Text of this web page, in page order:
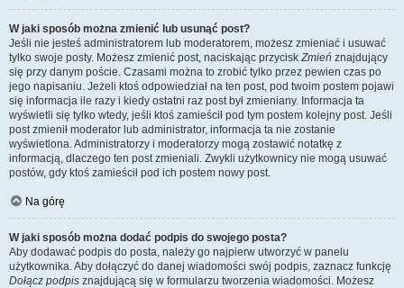
W jaki sposób można zmienić lub usunąć post?
Jeśli nie jesteś administratorem lub moderatorem, możesz zmieniać i usuwać
tylko swoje posty. Możesz zmienić post, naciskając przyciskZmień znajdujący
się przy danym poście. Czasami można to zrobić tylko przez pewien czas po
jego napisaniu. Jeżeli ktoś odpowiedział na ten post, pod twoim postem pojawi
się informacja ile razy i kiedy ostatni raz post był zmieniany. Informacja ta
wyświetli się tylko wtedy, jeśli ktoś zamieścił pod tym postem kolejny post. Jeśli
post zmienił moderator lub administrator, informacja ta nie zostanie
wyświetlona. Administratorzy i moderatorzy mogą zostawić notatkę z
informacją, dlaczego ten post zmieniali. Zwykli użytkownicy nie mogą usuwać
postów, gdy ktoś zamieścił pod ich postem nowy post.
Na górę
W jaki sposób można dodać podpis do swojego posta?
Aby dodawać podpis do posta, należy go najpierw utworzyć w panelu
użytkownika. Aby dołączyć do danej wiadomości swój podpis, zaznacz funkcję
Dołącz podpis znajdującą się w formularzu tworzenia wiadomości. Możesz